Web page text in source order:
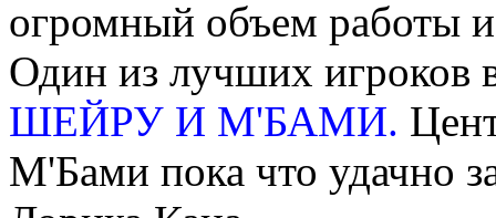
огромный объем работы
Один из лучших игроков
ШЕЙРУ И М'БАМИ.
М'Бами пока что удачно